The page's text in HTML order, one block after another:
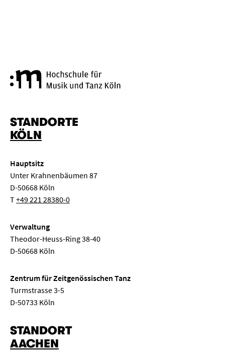
STANDORTE
KÖLN
Hauptsitz
Unter Krahnenbäumen 87
D-50668 Köln
T+49 221 28380-0
Verwaltung
Theodor-Heuss-Ring 38-40
D-50668 Köln
Zentrum für Zeitgenössischen Tanz
Turmstrasse 3-5
D-50733 Köln
STANDORT
AACHEN